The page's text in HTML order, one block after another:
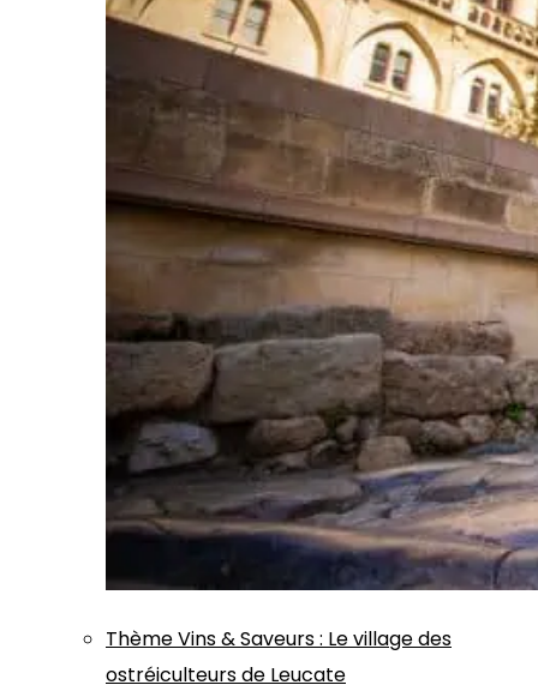
ThèmeVins & Saveurs: Le village des
ostréiculteurs de Leucate